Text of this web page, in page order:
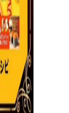
いて。 代表